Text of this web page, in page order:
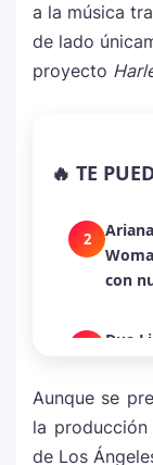
a la música
de lado
proyecto
🔥 TE
2
con
Dua
4
Aunque se
la
de Los